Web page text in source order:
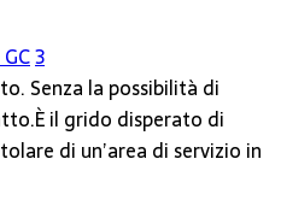
3
Senza la possibilità di
il grido disperato di
di un’area di servizio in